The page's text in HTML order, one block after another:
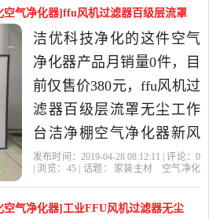
价比很高的空气净化器，
由广东 东莞发货。
空气净化器]ffu风机过滤器百级层流罩
量0件仅售380元
洁优科技净化的这件空气
净化器产品月销量0件，目
前仅售价380元，ffu风机过
滤器百级层流罩无尘工作
台洁净棚空气净化器新风
系统是2019年洁优科技净
比很高的空气净化器，由
发布时间：2019-04-28 08:12:11 | 评论： 0
| 浏览： 45| 话题： 家装主材
空气净化
空气净化器]工业FFU风机过滤器无尘